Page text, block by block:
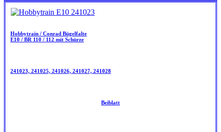
Hobbytrain / Conrad Bügelfalte
E10 / BR 110 / 112 mit Schürze
241023, 241025, 241026, 241027, 241028
Beiblatt